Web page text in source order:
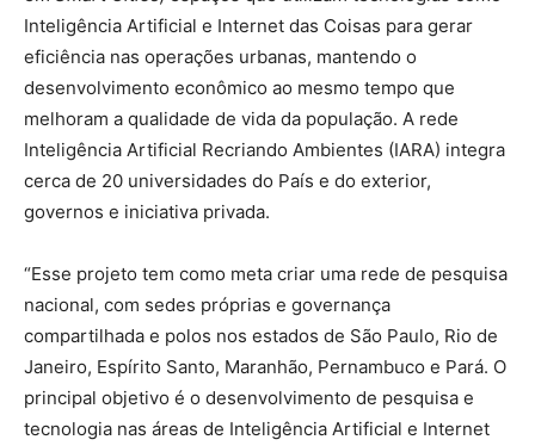
Inteligência Artificial e Internet das Coisas para gerar
eficiência nas operações urbanas, mantendo o
desenvolvimento econômico ao mesmo tempo que
melhoram a qualidade de vida da população. A rede
Inteligência Artificial Recriando Ambientes (IARA) integra
cerca de 20 universidades do País e do exterior,
governos e iniciativa privada.
“Esse projeto tem como meta criar uma rede de pesquisa
nacional, com sedes próprias e governança
compartilhada e polos nos estados de São Paulo, Rio de
Janeiro, Espírito Santo, Maranhão, Pernambuco e Pará. O
principal objetivo é o desenvolvimento de pesquisa e
tecnologia nas áreas de Inteligência Artificial e Internet